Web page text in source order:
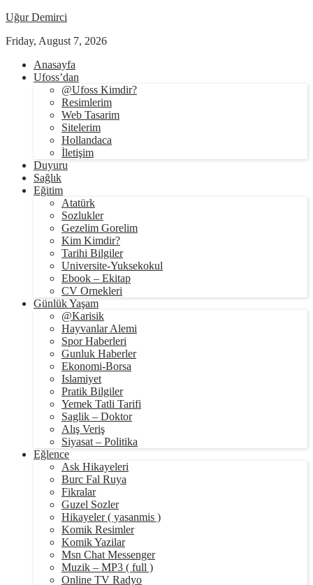
Uğur Demirci
Friday, August 7, 2026
Anasayfa
Ufoss’dan
@Ufoss Kimdir?
Resimlerim
Web Tasarim
Sitelerim
Hollandaca
İletişim
Duyuru
Sağlık
Eğitim
Atatürk
Sozlukler
Gezelim Gorelim
Kim Kimdir?
Tarihi Bilgiler
Universite-Yuksekokul
Ebook – Ekitap
CV Ornekleri
Günlük Yaşam
@Karisik
Hayvanlar Alemi
Spor Haberleri
Gunluk Haberler
Ekonomi-Borsa
Islamiyet
Pratik Bilgiler
Yemek Tatli Tarifi
Saglik – Doktor
Alış Veriş
Siyasat – Politika
Eğlence
Ask Hikayeleri
Burc Fal Ruya
Fikralar
Guzel Sozler
Hikayeler ( yasanmis )
Komik Resimler
Komik Yazilar
Msn Chat Messenger
Muzik – MP3 ( full )
Online TV Radyo